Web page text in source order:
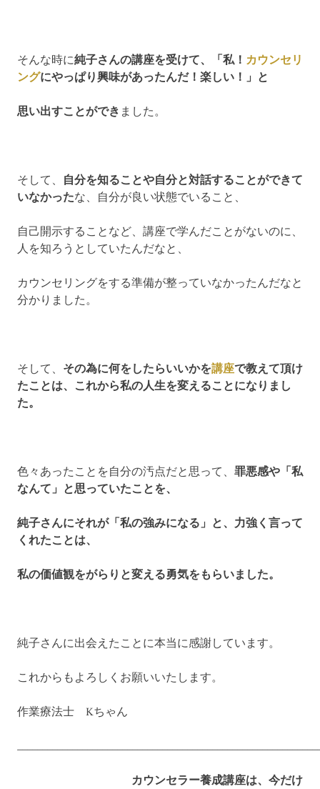
そんな時に純子さんの講座を受けて、「私！ カウンセリ
ングにやっぱり興味があったんだ！楽しい！」と
思い出すことができ ました。
そして、 自分を知ることや自分と対話することができて
いなかったな、自分が良い状態でいること、
自己開示することなど、講座で学んだことがないのに、
人を知ろうとしていたんだなと、
カウンセリングをする準備が整っていなかったんだなと
分かりました。
そして、 その為に何をしたらいいかを講座で教えて頂け
たことは、これから私の人生を変えることになりまし
た。
色々あったことを自分の汚点だと思って、 罪悪感や「私
なんて」と思っていたことを、
純子さんにそれが「私の強みになる」と、力強く言って
くれたことは、
私の価値観をがらりと変える勇気をもらいました。
純子さんに出会えたことに本当に感謝しています。
これからもよろしくお願いいたします。
作業療法士 Kちゃん
カウンセラー養成講座は、今だけ